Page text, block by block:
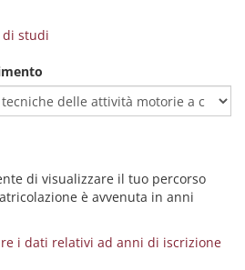
di studi
di visualizzare il tuo percorso
è avvenuta in anni
i dati relativi ad anni di iscrizione